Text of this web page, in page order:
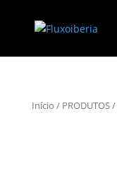
Início / PRODUTOS/